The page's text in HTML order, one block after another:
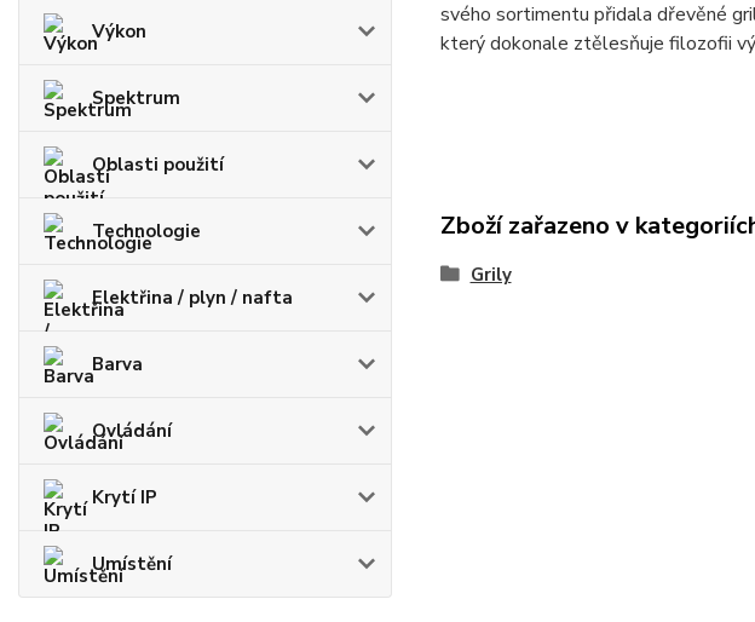
Výkon
Spektrum
Oblasti použití
Technologie
Elektřina / plyn / nafta
Barva
Ovládání
Krytí IP
Umístění
svého sortimentu přidala dřevěné
který dokonale ztělesňuje filozofii
Zboží zařazeno v
Grily